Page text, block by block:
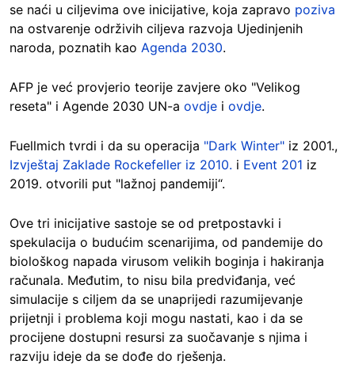
se naći u ciljevima ove inicijative, koja zapravo poziva
na ostvarenje održivih ciljeva razvoja Ujedinjenih
naroda, poznatih kao Agenda 2030.
AFP je već provjerio teorije zavjere oko "Velikog
reseta" i Agende 2030 UN-a ovdje i ovdje.
Fuellmich tvrdi i da su operacija "Dark Winter" iz 2001.,
Izvještaj Zaklade Rockefeller iz 2010. i Event 201 iz
2019. otvorili put "lažnoj pandemiji“.
Ove tri inicijative sastoje se od pretpostavki i
spekulacija o budućim scenarijima, od pandemije do
biološkog napada virusom velikih boginja i hakiranja
računala. Međutim, to nisu bila predviđanja, već
simulacije s ciljem da se unaprijedi razumijevanje
prijetnji i problema koji mogu nastati, kao i da se
procijene dostupni resursi za suočavanje s njima i
razviju ideje da se dođe do rješenja.